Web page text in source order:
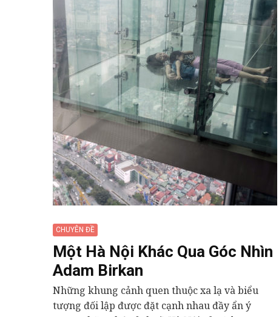
CHUYÊN ĐỀ
Một Hà Nội Khác Qua Góc Nhìn
Adam Birkan
Những khung cảnh quen thuộc xa lạ và biểu
tượng đối lập được đặt cạnh nhau đầy ẩn ý